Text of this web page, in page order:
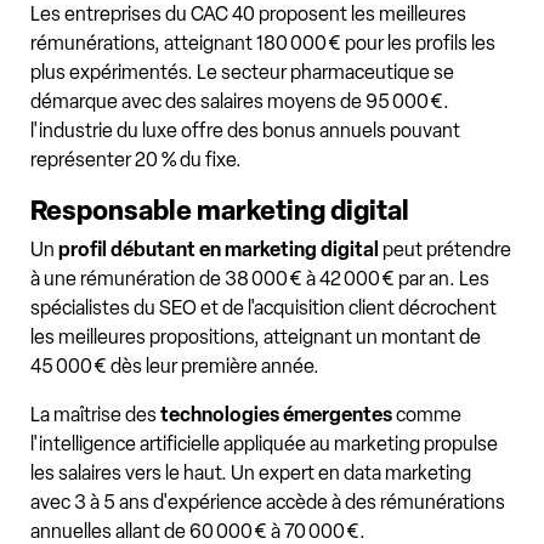
Les entreprises du CAC 40 proposent les meilleures
rémunérations, atteignant 180 000 € pour les profils les
plus expérimentés. Le secteur pharmaceutique se
démarque avec des salaires moyens de 95 000 €.
l'industrie du luxe offre des bonus annuels pouvant
représenter 20 % du fixe.
Responsable marketing digital
Un profil débutant en marketing digital peut prétendre
à une rémunération de 38 000 € à 42 000 € par an. Les
spécialistes du SEO et de l'acquisition client décrochent
les meilleures propositions, atteignant un montant de
45 000 € dès leur première année.
La maîtrise destechnologies émergentescomme
l'intelligence artificielle appliquée au marketing propulse
les salaires vers le haut. Un expert en data marketing
avec 3 à 5 ans d'expérience accède à des rémunérations
annuelles allant de 60 000 € à 70 000 €.